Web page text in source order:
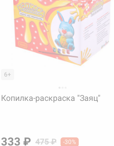
6+
Копилка-раскраска "Заяц"
333 ₽ 475 ₽ -30%